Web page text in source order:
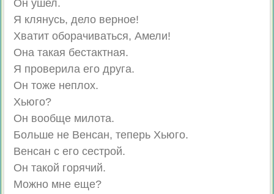
Он ушел.
Я клянусь, дело верное!
Хватит оборачиваться, Амели!
Она такая бестактная.
Я проверила его друга.
Он тоже неплох.
Хьюго?
Он вообще милота.
Больше не Венсан, теперь Хьюго.
Венсан с его сестрой.
Он такой горячий.
Можно мне еще?